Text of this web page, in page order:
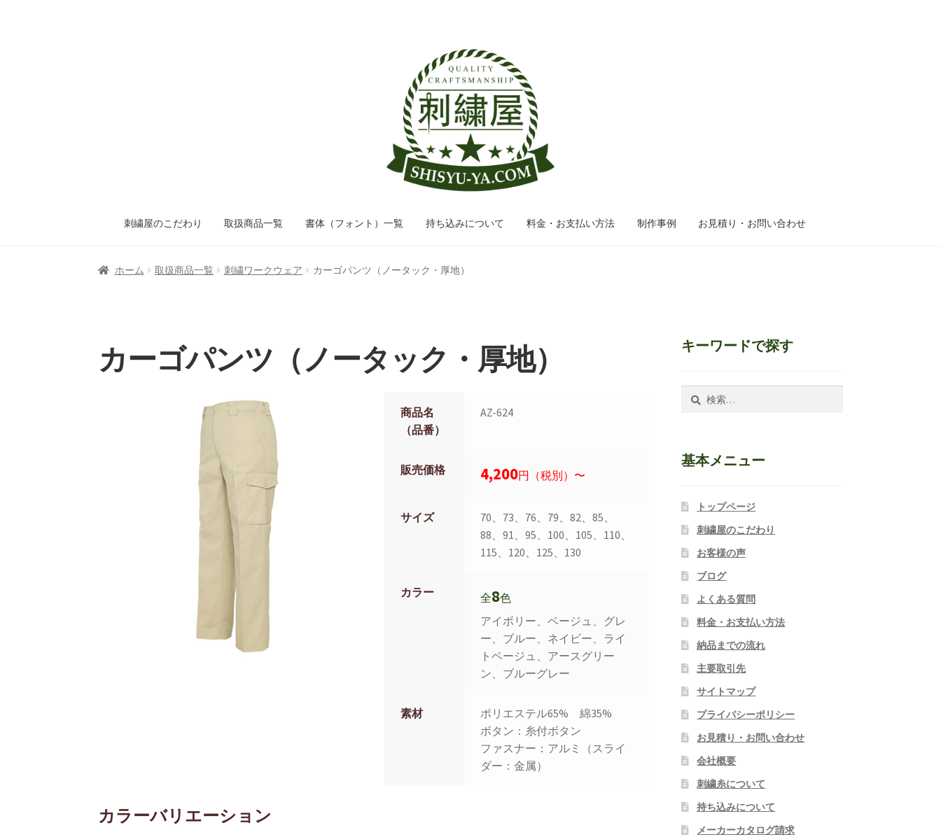
ビ
ゲ
ー
シ
ョ
ン
へ
ス
キ
プ
ン
テ
ン
ツ
へ
ス
キ
ッ
プ
刺繍屋のこだわり 取扱商品一覧 書体（フォント）一覧 持ち込みについて 料金・お支払い方法 制作事例 お見積り・お問い合わせ
ホーム 取扱商品一覧 刺繍ワークウェア カーゴパンツ（ノータック・厚地）
カーゴパンツ（ノータック・厚地）
商品名
（品番）
AZ-624
販売価格 4,200円（税別）〜
サイズ
70、73、76、79、82、85、
88、91、95、100、105、110、
115、120、125、130
カラー 全8色
アイボリー、ベージュ、グレ
ー、ブルー、ネイビー、ライ
トベージュ、アースグリー
ン、ブルーグレー
素材
ポリエステル65% 綿35%
ボタン：糸付ボタン
ファスナー：アルミ（スライ
ダー：金属）
カラーバリエーション
キーワードで探す
基本メニュー
トップページ
刺繍屋のこだわり
お客様の声
ブログ
よくある質問
料金・お支払い方法
納品までの流れ
主要取引先
サイトマップ
プライバシーポリシー
お見積り・お問い合わせ
会社概要
刺繍糸について
持ち込みについて
メーカーカタログ請求